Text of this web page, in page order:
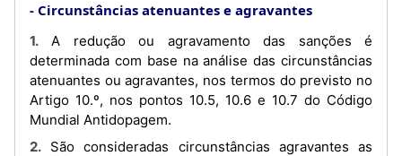
Circunstâncias atenuantes e agravantes
1. A redução ou agravamento das sanções é
determinada com base na análise das circunstâncias
atenuantes ou agravantes, nos termos do previsto no
Artigo 10.º, nos pontos 10.5, 10.6 e 10.7 do Código
Mundial Antidopagem.
2. São consideradas circunstâncias agravantes as